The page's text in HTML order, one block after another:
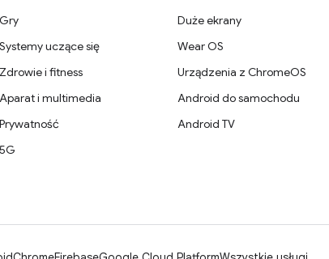
Gry
Systemy uczące się
Zdrowie i fitness
Aparat i multimedia
Prywatność
5G
Duże ekrany
Wear OS
Urządzenia z ChromeOS
Android do samochodu
Android TV